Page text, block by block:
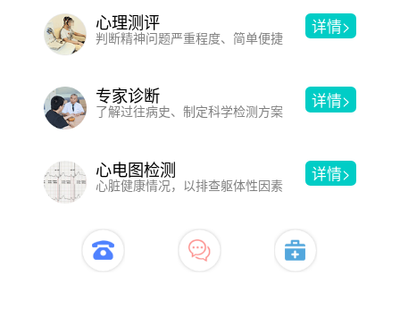
心理测评
判断精神问题严重程度、简单便捷
详情>
专家诊断
了解过往病史、制定科学检测方案
详情>
心电图检测
心脏健康情况，以排查躯体性因素
详情>